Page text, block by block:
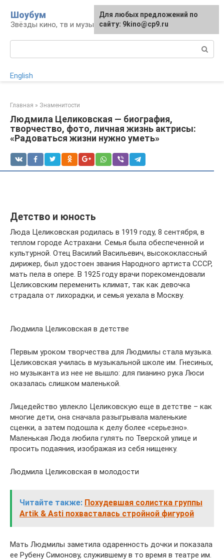
контенту
Шоубум
Звёзды кино, тв и музыки
English
Главная » Знаменитости
Людмила Целиковская — биография,
творчество, фото, личная жизнь актрисы:
«Радоваться жизни нужно уметь»
Детство и юность
Люда Целиковская родилась в 1919 году, 8 сентября, в
теплом городе Астрахани. Семья была обеспеченной и
культурной. Отец Василий Васильевич, высококлассный
дирижер, был удостоен звания Народного артиста СССР,
мать пела в опере. В 1925 году врачи порекомендовали
Целиковским переменить климат, так как девочка
страдала от лихорадки, и семья уехала в Москву.
Людмила Целиковская в детстве
Первым уроком творчества для Людмилы стала музыка.
Целиковская училась в музыкальной школе им. Гнесиных,
но музыканта из нее не вышло: для пианино рука Люси
оказалась слишком маленькой.
Лицедейство увлекло Целиковскую еще в детстве – как
многие дети, она сначала разыгрывала маленькие
сценки, а затем подошла к делу более «серьезно».
Маленькая Люда любила гулять по Тверской улице и
просить подаяния, изображая из себя нищенку.
Людмила Целиковская в молодости
Читайте также: Похудевшая солистка группы
Artik & Asti похвасталась стройной фигурой
Мать Людмилы заметила одаренность дочки и показала
ее Рубену Симонову, служившему в то время в театре им.
Для любых предложений по
сайту: 9kino@cp9.ru